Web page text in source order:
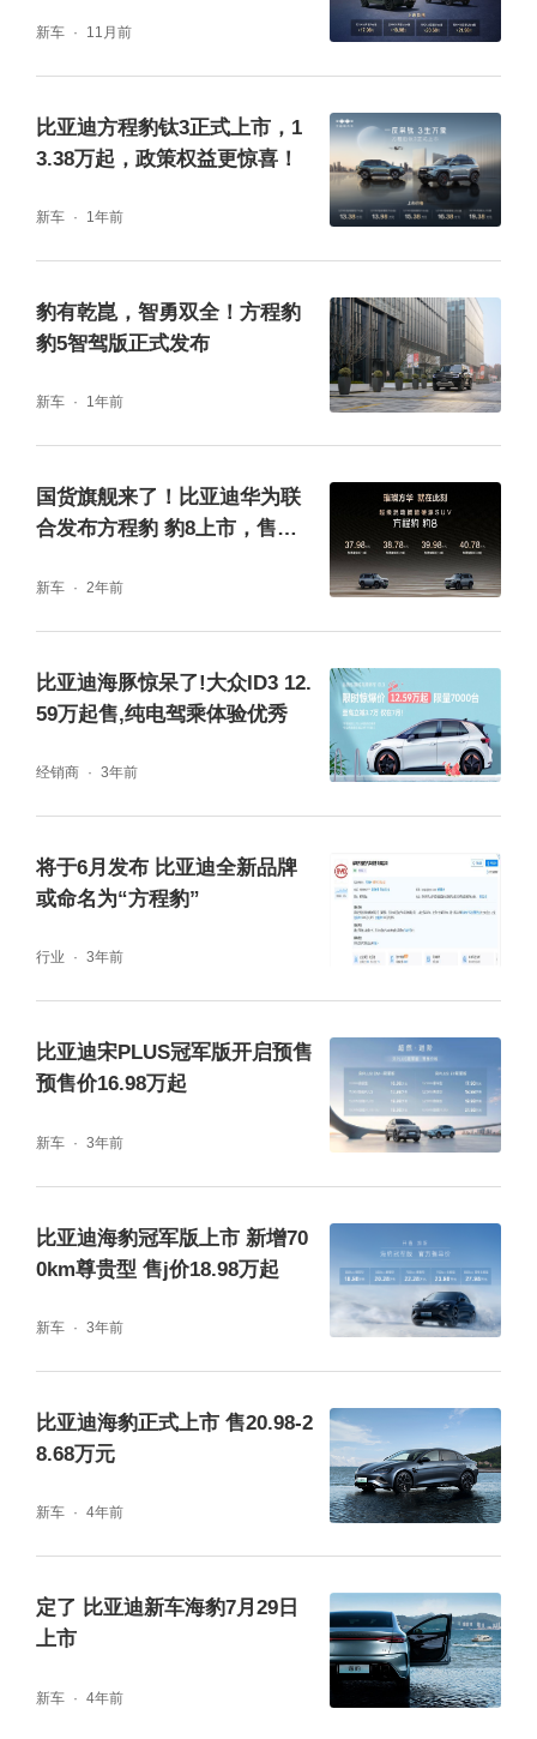
机系统，随行好拍，功能强大，场景丰富。
“3舱”则分别指代电动前舱、生态座舱和便捷后
舱。钛3的电动前舱，具备同级唯一的电动开
合功能，放物取物方便快捷；151L超大容积，
位于同级前列，可放下20寸行李箱以及其他物
有效保护车内物品安全；漏斗式空间设计上下
两体，既有宽度，又有深度，物品尺寸兼容性
更强；钛3更是国内首款优化开口高度车型，
钛3的生态座舱，更是一个移动百宝箱，多功
能灵动岛可以做到上充电、下储物、左照明、
右K歌；自定义按键让副驾可以随心操控多种
行用电所需；后排座椅一键放倒，秒变移动大
床房；同时还有双温区空调、4音区的语音唤
新车 11月前
比亚迪方程豹钛3正式上市，1
3.38万起，政策权益更惊喜！
新车 1年前
豹有乾崑，智勇双全！方程豹
豹5智驾版正式发布
新车 1年前
国货旗舰来了！比亚迪华为联
合发布方程豹 豹8上市，售价3
新车 2年前
比亚迪海豚惊呆了!大众ID3 12.
59万起售,纯电驾乘体验优秀
经销商 3年前
将于6月发布 比亚迪全新品牌
或命名为“方程豹”
行业 3年前
比亚迪宋PLUS冠军版开启预售
预售价16.98万起
新车 3年前
比亚迪海豹冠军版上市 新增70
0km尊贵型 售j价18.98万起
新车 3年前
比亚迪海豹正式上市 售20.98-2
8.68万元
新车 4年前
定了 比亚迪新车海豹7月29日
上市
新车 4年前